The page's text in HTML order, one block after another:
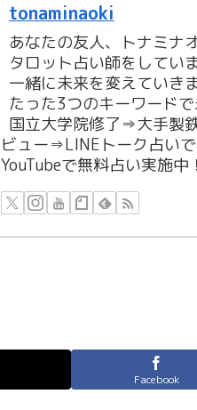
tonaminaoki
あなたの友人、トナミナ
タロット占い師をしていま
一緒に未来を変えていき
たった3つのキーワード
国立大学院修了⇒大手製
ビュー⇒LINEトーク占い
YouTubeで無料占い実施
Facebook